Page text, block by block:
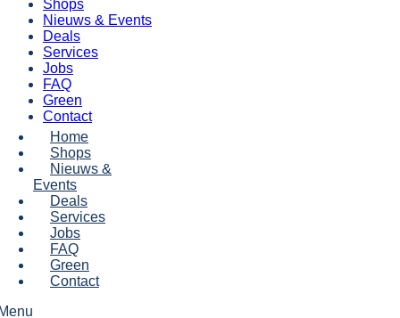
Shops
Nieuws & Events
Deals
Services
Jobs
FAQ
Green
Contact
Home
Shops
Nieuws &
Events
Deals
Services
Jobs
FAQ
Green
Contact